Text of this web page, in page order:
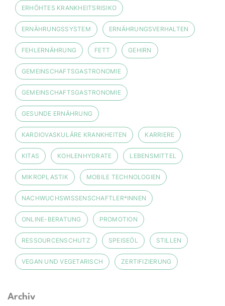
ERHÖHTES KRANKHEITSRISIKO
ERNÄHRUNGSSYSTEM ERNÄHRUNGSVERHALTEN
FEHLERNÄHRUNG FETT GEHIRN
GEMEINSCHAFTSGASTRONOMIE
GEMEINSCHAFTSGASTRONOMIE
GESUNDE ERNÄHRUNG
KARDIOVASKULÄRE KRANKHEITEN KARRIERE
KITAS KOHLENHYDRATE LEBENSMITTEL
MIKROPLASTIK MOBILE TECHNOLOGIEN
NACHWUCHSWISSENSCHAFTLER*INNEN
ONLINE-BERATUNG PROMOTION
RESSOURCENSCHUTZ SPEISEÖL STILLEN
VEGAN UND VEGETARISCH ZERTIFIZIERUNG
Archiv